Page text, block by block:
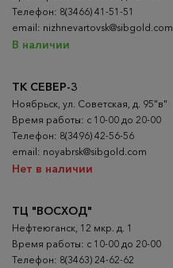
ТК СЕВЕР-3
Ноябрьск, ул. Советская, д. 95"в"
Время работы: с 10-00 до 20-00
Телефон: 8(3496) 42-56-56
email: noyabrsk@sibgold.com
Нет в наличии
ТЦ "ВОСХОД"
Нефтеюганск, 12 мкр. д. 1
Время работы: с 10-00 до 20-00
Телефон: 8(3463) 24-62-62
Телефон: 8(3466) 41-51-51
email: nizhnevartovsk@sibgold.com
В наличии